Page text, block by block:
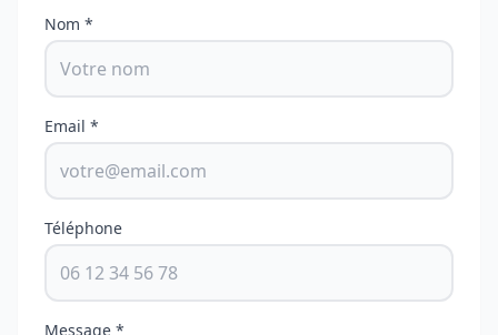
Nom *
Email *
Téléphone
Message *